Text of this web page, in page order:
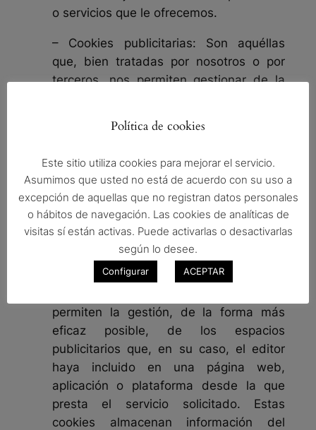
o servicios que le ofrecemos.
– Cookies publicitarias: Son aquéllas
que, bien tratadas por nosotros o por
terceros, nos permiten gestionar de la
espacios publicitarios que hay en la
página web, adecuando el contenido del
solicitado o al uso que realice de nuestra
página web. Para ello podemos analizar
sus hábitos de navegación en Internet y
podemos mostrarle publicidad
relacionada con su perfil de navegación.
– Cookies de
permiten la gestión, de la forma más
eficaz posible, de los espacios
publicitarios que, en su caso, el editor
haya incluido en una página web,
aplicación o plataforma desde la que
presta el servicio solicitado. Estas
cookies almacenan información del
Política de cookies
Este sitio utiliza cookies para mejorar el servicio.
Asumimos que usted no está de acuerdo con su uso a
excepción de aquellas que no registran datos personales
o hábitos de navegación. Las cookies de analíticas de
visitas sí están activas. Puede activarlas o desactivarlas
según lo desee.
Configurar ACEPTAR